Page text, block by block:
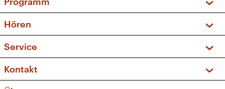
Sendungen und Podcasts
Musikliste
Kakadu – Das Kinderprogramm
Hören
Frequenzen (UKW + DAB+)
Service
FAQ
Apps
Kontakt